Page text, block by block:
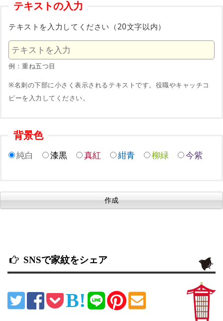
テキストの入力
テキストを入力してください（20文字以内）
例：重ね五つ目
※名刺の下部に小さく表示されるテキストです。役職やキャッチコ
ピーを入力してください。
背景色
純白 漆黒 真紅 紺青 柳緑 今紫
SNSで家紋をシェア